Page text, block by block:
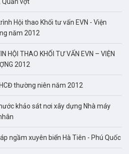
Hội thao Khối tư vấn EVN - Viện
năm 2012
HỘI THAO KHỐI TƯ VẤN EVN – VIỆN
2012
thường niên năm 2012
khảo sát nơi xây dựng Nhà máy
ngầm xuyên biển Hà Tiên - Phú Quốc